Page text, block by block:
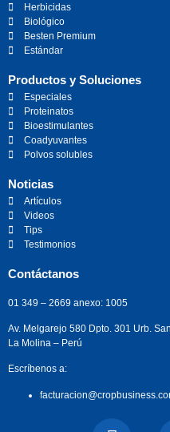
Herbicidas
Biológico
Besten Premium
Estándar
Productos y Soluciones
Especiales
Proteinatos
Bioestimulantes
Coadyuvantes
Polvos solubles
Noticias
Artículos
Videos
Tips
Testimonios
Contáctanos
01 349 – 2669 anexo: 1005
Av. Melgarejo 580 Dpto. 301 Urb.
La Molina – Perú
Escríbenos a: